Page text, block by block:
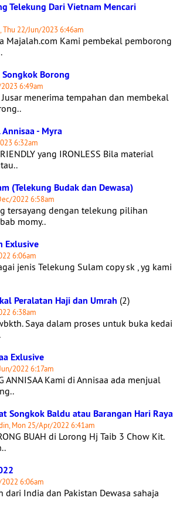
Telekung Dari Vietnam Mencari
22/Jun/2023 6:46am
Majalah.com Kami pembekal pemborong
Borong
6:49am
menerima tempahan dan membekal
- Myra
6:32am
yang IRONLESS Bila material
(Telekung Budak dan Dewasa)
2022 6:58am
tersayang dengan telekung pilihan
momy..
Exlusive
6:06am
jenis Telekung Sulam copy sk , yg kami
Peralatan Haji dan Umrah (2)
6:38am
Saya dalam proses untuk buka kedai
Exlusive
2022 6:17am
ANNISAA Kami di Annisaa ada menjual
Songkok Baldu atau Barangan Hari Raya
Mon 25/Apr/2022 6:41am
BUAH di Lorong Hj Taib 3 Chow Kit.
6:06am
dari India dan Pakistan Dewasa sahaja